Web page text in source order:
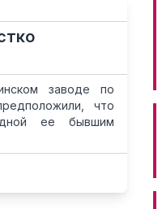
заводе по
что
ее бывшим